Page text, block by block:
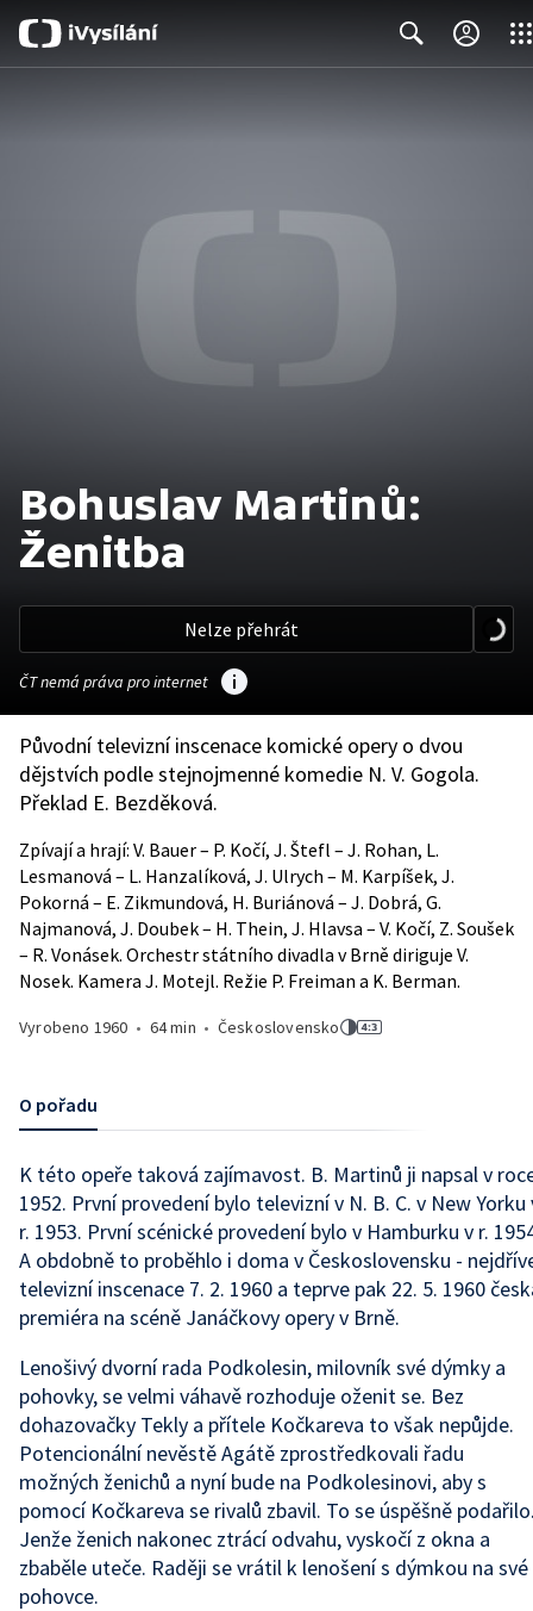
Bohuslav Martinů:
Ženitba
Nelze přehrát
ČT nemá práva pro internet
Původní televizní inscenace komické opery o dvou
dějstvích podle stejnojmenné komedie N. V. Gogola.
Překlad E. Bezděková.
Zpívají a hrají: V. Bauer – P. Kočí, J. Štefl – J. Rohan, L.
Lesmanová – L. Hanzalíková, J. Ulrych – M. Karpíšek, J.
Pokorná – E. Zikmundová, H. Buriánová – J. Dobrá, G.
Najmanová, J. Doubek – H. Thein, J. Hlavsa – V. Kočí, Z. Soušek
– R. Vonásek. Orchestr státního divadla v Brně diriguje V.
Nosek. Kamera J. Motejl. Režie P. Freiman a K. Berman.
Vyrobeno 1960 • 64 min • Československo
O pořadu
K této opeře taková zajímavost. B. Martinů ji napsal v
1952. První provedení bylo televizní v N. B. C. v New Yorku
r. 1953. První scénické provedení bylo v Hamburku v r.
A obdobně to proběhlo i doma v Československu -
televizní inscenace 7. 2. 1960 a teprve pak 22. 5. 1960
premiéra na scéně Janáčkovy opery v Brně.
Lenošivý dvorní rada Podkolesin, milovník své dýmky a
pohovky, se velmi váhavě rozhoduje oženit se. Bez
dohazovačky Tekly a přítele Kočkareva to však nepůjde.
Potencionální nevěstě Agátě zprostředkovali řadu
možných ženichů a nyní bude na Podkolesinovi, aby s
pomocí Kočkareva se rivalů zbavil. To se úspěšně
Jenže ženich nakonec ztrácí odvahu, vyskočí z okna a
zbaběle uteče. Raději se vrátil k lenošení s dýmkou na své
pohovce.